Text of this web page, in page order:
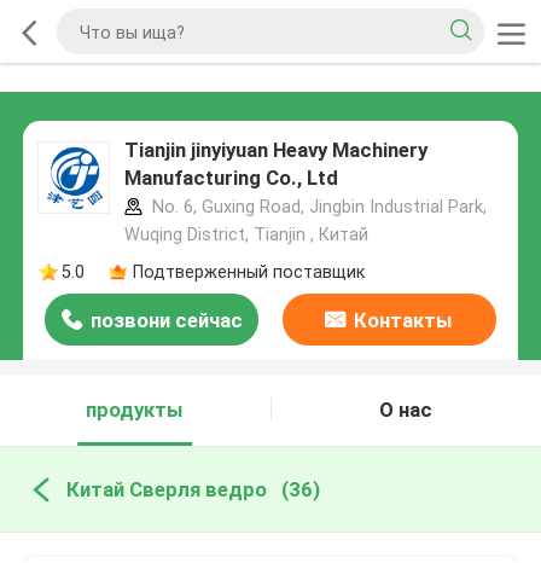
Tianjin jinyiyuan Heavy Machinery
Manufacturing Co., Ltd
No. 6, Guxing Road, Jingbin Industrial Park,
Wuqing District, Tianjin , Китай
5.0
Подтверженный поставщик
позвони сейчас Контакты
продукты О нас
Китай Сверля ведро (36)